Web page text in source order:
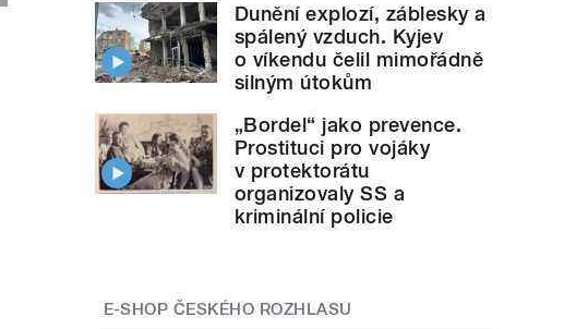
Dunění explozí, záblesky a
spálený vzduch. Kyjev
o víkendu čelil mimořádně
silným útokům
„Bordel“ jako prevence.
Prostituci pro vojáky
v protektorátu
organizovaly SS a
kriminální policie
E-SHOP ČESKÉHO ROZHLASU